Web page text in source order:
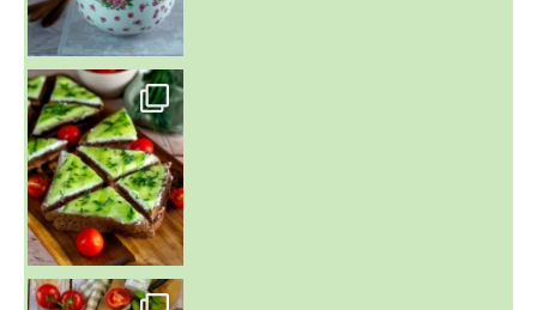
~ SALADE DE PÂTES AUX DEUX TOMATES THON ET BURRA